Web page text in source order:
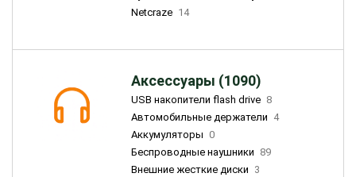
Netcraze 14
Аксессуары (1090)
USB накопители flash drive 8
Автомобильные держатели 4
Аккумуляторы 0
Беспроводные наушники 89
Внешние жесткие диски 3